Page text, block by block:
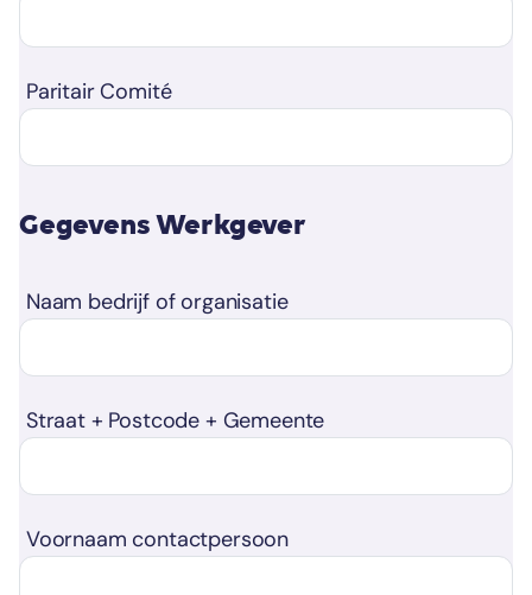
Paritair Comité
Gegevens Werkgever
Naam bedrijf of organisatie
Straat + Postcode + Gemeente
Voornaam contactpersoon